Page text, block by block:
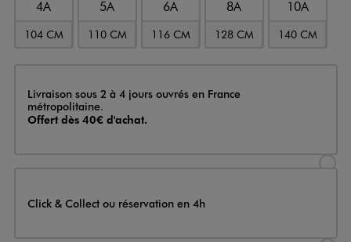
4A
104 CM
5A
110 CM
6A
116 CM
8A
128 CM
10A
140 CM
Livraison
Livraison sous 2 à 4 jours ouvrés en France
métropolitaine.
Offert dès 40€ d'achat.
Click & Collect ou réservation en 4h